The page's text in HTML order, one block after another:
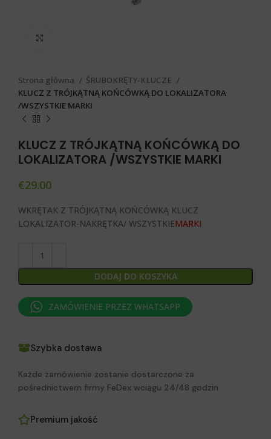
Strona główna
ŚRUBOKRĘTY-KLUCZE
KLUCZ Z TRÓJKĄTNĄ KOŃCÓWKĄ DO LOKALIZATORA
/WSZYSTKIE MARKI
KLUCZ Z TRÓJKĄTNĄ KOŃCÓWKĄ DO
LOKALIZATORA /WSZYSTKIE MARKI
€29.00
WKRĘTAK Z TRÓJKĄTNĄ KOŃCÓWKĄ KLUCZ
LOKALIZATOR-NAKRĘTKA/ WSZYSTKIEMARKI
DODAJ DO KOSZYKA
ZAMÓWIENIE PRZEZ WHATSAPP
Szybka dostawa
Każde zamówienie zostanie dostarczone za
pośrednictwem firmy FeDex wciągu 24/48 godzin
Premium jakość